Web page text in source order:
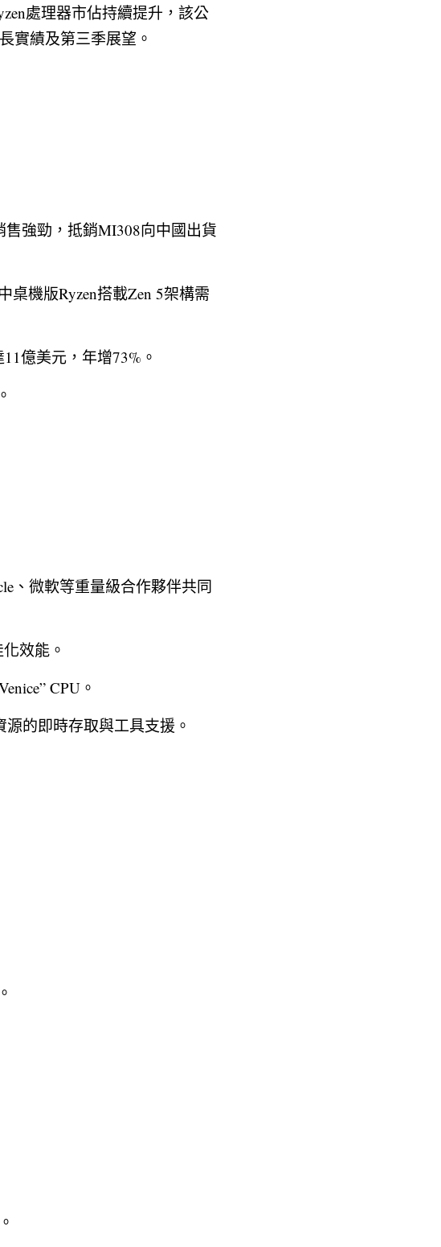
處理器市佔持續提升，該公
實績及第三季展望。
強勁，抵銷MI308向中國出貨
機版Ryzen搭載Zen 5架構需
億美元，年增73%。
、微軟等重量級合作夥伴共同
效能。
CPU。
的即時存取與工具支援。